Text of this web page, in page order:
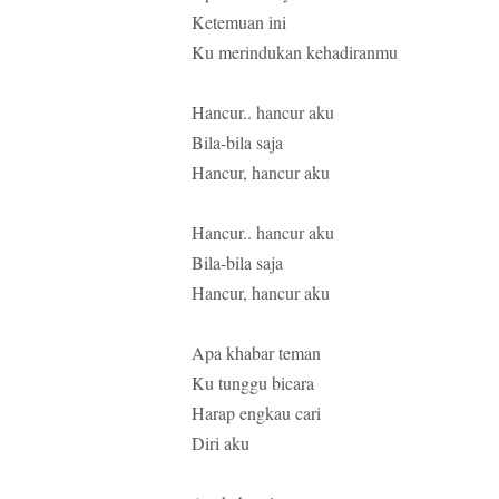
Ketemuan ini
Ku merindukan kehadiranmu
Hancur.. hancur aku
Bila-bila saja
Hancur, hancur aku
Hancur.. hancur aku
Bila-bila saja
Hancur, hancur aku
Apa khabar teman
Ku tunggu bicara
Harap engkau cari
Diri aku